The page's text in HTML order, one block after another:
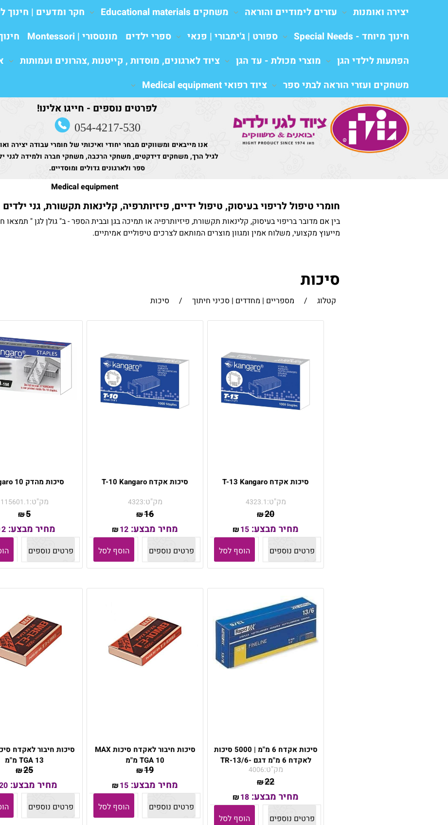
לפרטים נוספים - חייגו אלינו!
054-4217-530
אנו מייבאים ומשווקים מבחר יחודי ואיכותי של חומרי עבודה יצירה
לגיל הרך, משחקים דידקטים, משחקי הרכבה, משחקי חברה ולמידה לגני
ספר ולארגונים גדולים ומוסדיים.
יצירה ואומנות עזרים לימודיים והוראה משחקים Educational materials חקר ומדעים | חינוך
חינוך מיוחד - Special Needs
ספורט | ג'ימבורי | פנאי ספרי ילדים מונטסורי | Montessori
הפתעות לילדי הגן
מוצרי מכולת - עד הגן ציוד לארגונים, מוסדות , קייטנות ,צהרונים ועמותות
משחקים ועזרי הוראה לבתי ספר
ציוד רפואי Medical equipment
Medical equipment
חומרי טיפול לריפוי בעיסוק, טיפול ידיים, פיזיותרפיה, קלינאות תקשורת, גני
בין אם מדובר בריפוי בעיסוק, קלינאות תקשורת, פיזיותרפיה או תמיכה בגן ובבית הספר - ב" גולן לגן "
מייעוץ מקצועי, משלוח אמין ומגוון מוצרים המותאם לצרכים טיפוליים אמיתיים.
סיכות
קטלוג / מספריים | מחדדים | סכיני חיתוך / סיכות
סיכות אקדח T-13 Kangaro
מק"ט:4323.1
₪20
מחיר מבצע: ₪15
פרטים נוספים
הוסף לסל
סיכות אקדח T-10 Kangaro
מק"ט:4323
₪16
מחיר מבצע: ₪12
פרטים נוספים
הוסף לסל
סיכות מהדק 10 Kangaro
מק"ט:115601.1
₪5
מחיר מבצע:2
פרטים נוספים
סיכות אקדח 6 מ"מ | 5000 סיכות
לאקדח 6 מ"מ דגם -TR-13/6
מק"ט:4006
₪22
מחיר מבצע: ₪18
פרטים נוספים
הוסף לסל
סיכות חיבור לאקדח סיכות MAX
TGA 10 מ"מ
₪19
מחיר מבצע: ₪15
פרטים נוספים
הוסף לסל
TGA 13 מ"מ
₪25
מחיר מבצע:
פרטים נוספים